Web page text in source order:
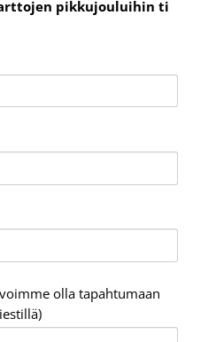
pikkujouluihin ti
olla tapahtumaan